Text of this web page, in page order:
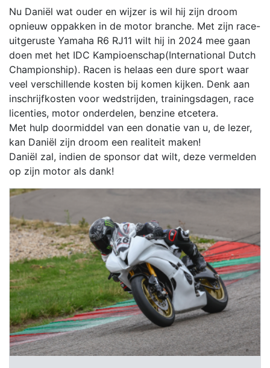
Nu Daniël wat ouder en wijzer is wil hij zijn droom
opnieuw oppakken in de motor branche. Met zijn race-
uitgeruste Yamaha R6 RJ11 wilt hij in 2024 mee gaan
doen met het IDC Kampioenschap(International Dutch
Championship). Racen is helaas een dure sport waar
veel verschillende kosten bij komen kijken. Denk aan
inschrijfkosten voor wedstrijden, trainingsdagen, race
licenties, motor onderdelen, benzine etcetera.
Met hulp doormiddel van een donatie van u, de lezer,
kan Daniël zijn droom een realiteit maken!
Daniël zal, indien de sponsor dat wilt, deze vermelden
op zijn motor als dank!